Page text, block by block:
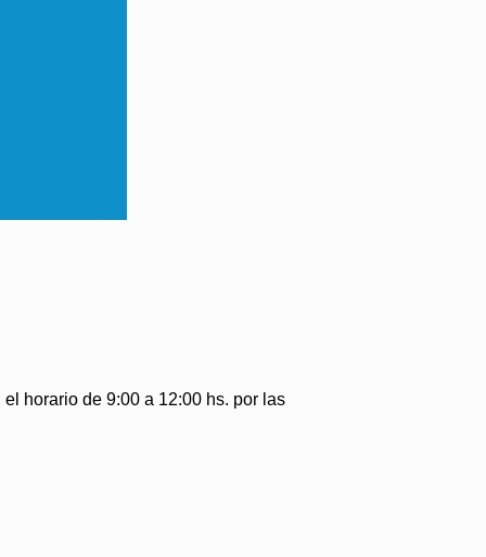
horario de 9:00 a 12:00 hs. por las